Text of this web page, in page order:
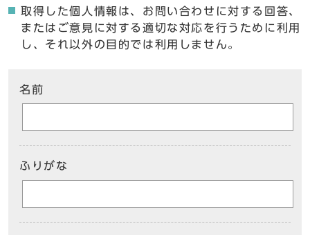
取得した個人情報は、お問い合わせに対する回答、
またはご意見に対する適切な対応を行うために利用
し、それ以外の目的では利用しません。
名前
ふりがな